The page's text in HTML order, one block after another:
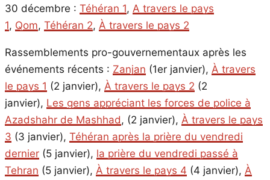
30 décembre : Téhéran 1, A travers le pays
1, Qom, Téhéran 2, À travers le pays 2
Rassemblements pro-gouvernementaux après les
événements récents : Zanjan (1er janvier), À travers
le pays 1 (2 janvier), À travers le pays 2 (2
janvier), Les gens appréciant les forces de police à
Azadshahr de Mashhad, (2 janvier), À travers le pays
3 (3 janvier), Téhéran après la prière du vendredi
dernier (5 janvier), la prière du vendredi passé à
Tehran (5 janvier), À travers le pays 4 (4 janvier), À